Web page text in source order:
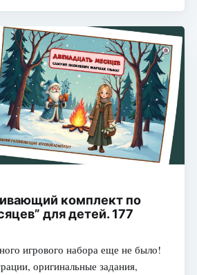
комплект по
для детей. 177
игрового набора еще не было!
оригинальные задания,